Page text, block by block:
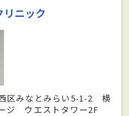
ニック
区みなとみらい5-1-2 横
ジ ウエストタワー2F